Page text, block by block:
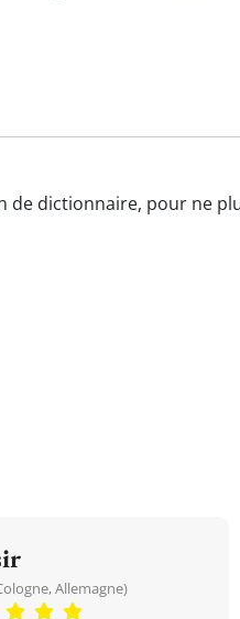
de dictionnaire, pour ne
Allemagne)